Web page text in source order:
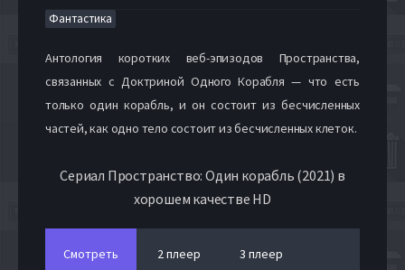
Фантастика
Антология коротких веб-эпизодов Пространства,
связанных с Доктриной Одного Корабля — что есть
только один корабль, и он состоит из бесчисленных
частей, как одно тело состоит из бесчисленных клеток.
Сериал Пространство: Один корабль (2021) в
хорошем качестве HD
Смотреть 2 плеер 3 плеер